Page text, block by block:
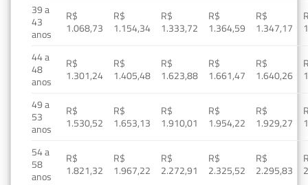
39 a
43
anos
R$
1.068,73
R$
1.154,34
R$
1.333,72
R$
1.364,59
R$
1.347,17
44 a
48
anos
R$
1.301,24
R$
1.405,48
R$
1.623,88
R$
1.661,47
R$
1.640,26
49 a
53
anos
R$
1.530,52
R$
1.653,13
R$
1.910,01
R$
1.954,22
R$
1.929,27
54 a
58
anos
R$
1.821,32
R$
1.967,22
R$
2.272,91
R$
2.325,52
R$
2.295,83